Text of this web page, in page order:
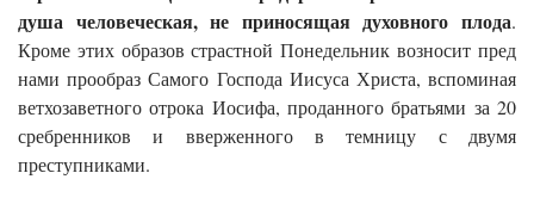
душа человеческая, не приносящая духовного плода.
Кроме этих образов страстной Понедельник возносит пред
нами прообраз Самого Господа Иисуса Христа, вспоминая
ветхозаветного отрока Иосифа, проданного братьями за 20
сребренников и вверженного в темницу с двумя
преступниками.